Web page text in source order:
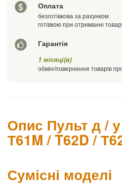
Оплата
безготівкова за рахунком
готівкою при отриманні
Гарантія
1 місяці(в)
обмін/повернення товарів
Опис Пульт д /
Т61M / T62D /
Сумісні моделі